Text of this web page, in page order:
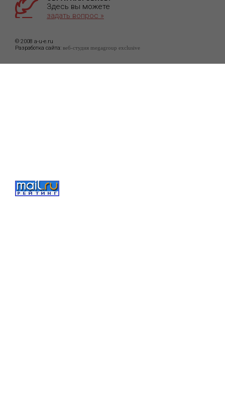
Здесь вы можете
задать вопрос »
© 2008 a-u-e.ru
Разработка сайта: веб-студия megagroup exclusive